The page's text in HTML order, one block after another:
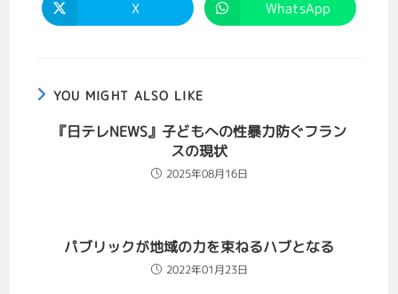
X WhatsApp
YOU MIGHT ALSO LIKE
『日テレNEWS』子どもへの性暴力防ぐフラン
スの現状
2025年08月16日
パブリックが地域の力を束ねるハブとなる
2022年01月23日